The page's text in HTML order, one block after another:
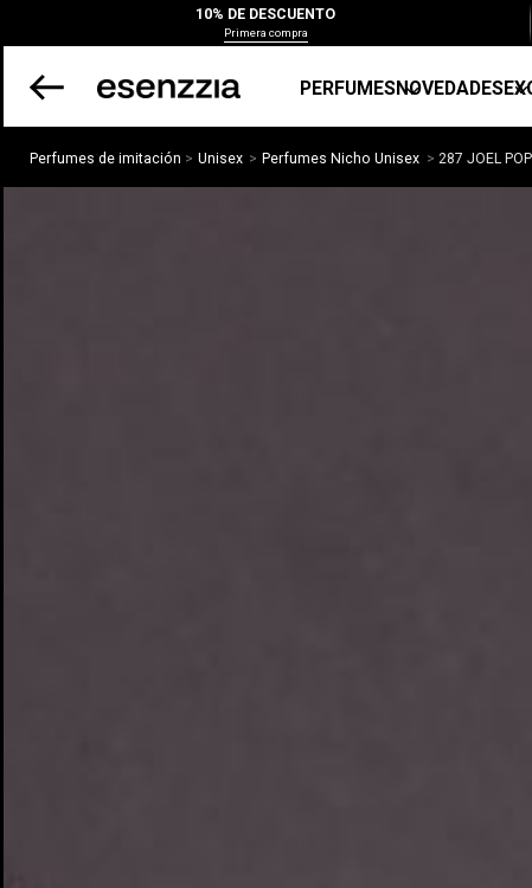
10% DE DESCUENTO
Primera compra
PERFUMESNOVEDADES
Perfumes de imitación Unisex Perfumes Nicho Unisex 287 JOEL